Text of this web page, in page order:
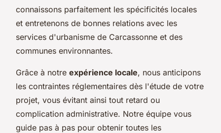
connaissons parfaitement les spécificités locales
et entretenons de bonnes relations avec les
services d'urbanisme de Carcassonne et des
communes environnantes.
Grâce à notre expérience locale, nous anticipons
les contraintes réglementaires dès l'étude de votre
projet, vous évitant ainsi tout retard ou
complication administrative. Notre équipe vous
guide pas à pas pour obtenir toutes les